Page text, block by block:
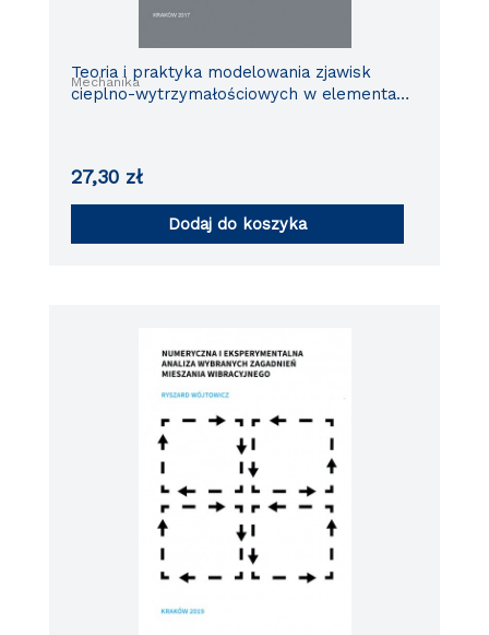
Mechanika
Teoria i praktyka modelowania zjawisk
cieplno-wytrzymałościowych w elementach
27,30 zł
Dodaj do koszyka